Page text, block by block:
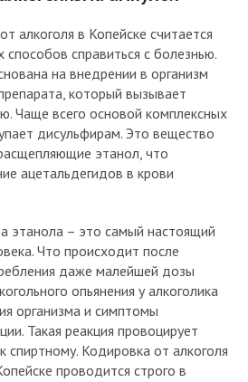
алкоголя в Копейске считается
справиться с болезнью.
на внедрении в организм
который вызывает
Чаще всего основой комплексных
дисульфирам. Это вещество
этанол, что
ацетальдегидов в крови
этанола – это самый настоящий
Что происходит после
даже малейшей дозы
опьянения у алкоголика
организма и симптомы
Такая реакция провоцирует
спиртному. Кодировка от алкоголя
проводится строго в